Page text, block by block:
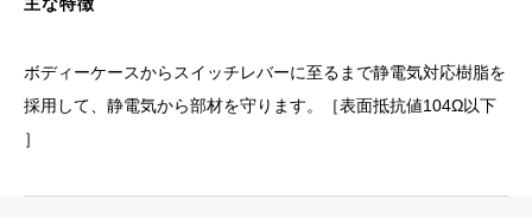
ボディーケースからスイッチレバーに至るまで静電気対応樹脂を
採用して、静電気から部材を守ります。［表面抵抗値104Ω以下
］